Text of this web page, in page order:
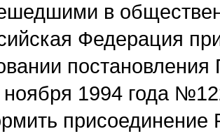
в
Федерация
ноября 1994 года
присоединение